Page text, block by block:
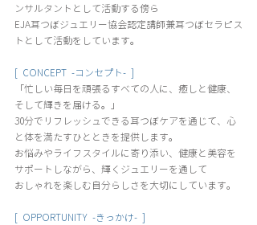
ンサルタントとして活動する傍ら
EJA耳つぼジュエリー協会認定講師兼耳つぼセラピス
トとして活動をしています。
[  CONCEPT  -コンセプト-  ]
「忙しい毎日を頑張るすべての人に、癒しと健康、
そして輝きを届ける。」
30分でリフレッシュできる耳つぼケアを通じて、心
と体を満たすひとときを提供します。
お悩みやライフスタイルに寄り添い、健康と美容を
サポートしながら、輝くジュエリーを通して
おしゃれを楽しむ自分らしさを大切にしています。
[  OPPORTUNITY  -きっかけ-  ]